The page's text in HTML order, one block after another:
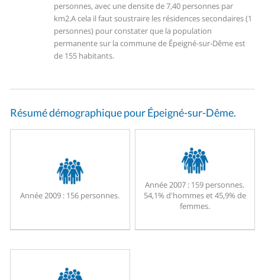
personnes, avec une densite de 7,40 personnes par
km2.A cela il faut soustraire les résidences secondaires (1
personnes) pour constater que la population
permanente sur la commune de Épeigné-sur-Dême est
de 155 habitants.
Résumé démographique pour Épeigné-sur-Dême.
Année 2009 : 156 personnes.
Année 2007 : 159 personnes.
54,1% d'hommes et 45,9% de
femmes.